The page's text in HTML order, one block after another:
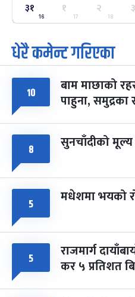
२५
मंगल
ग्याल्पो ल्होसार
फाल्गुन २५, २०८३ Mar 9, 2027
७
आइत
पूर्णिमा व्रत
चैत्र ७, २०८३-Mar 21, 2027
८ फागुपूर्णिमा
चैत्र ८, २०८३-Mar 22, 2027
३१
16
१
17
२
18
३
धेरै कमेन्ट गरिएका
१० बाम माछाको
पाहुना, समुद्रका
८ सुनचाँदीको
५ मधेशमा भयको
५ राजमार्ग
कर ५ प्रतिशत